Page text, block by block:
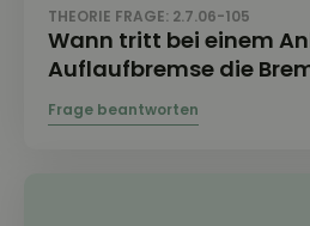
THEORIE FRAGE: 2.7.06-105
Wann tritt bei einem
Auflaufbremse die